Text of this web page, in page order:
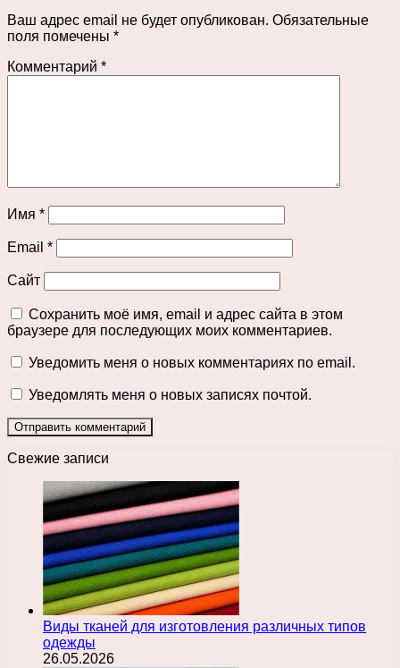
Ваш адрес email не будет опубликован. Обязательные
поля помечены *
Комментарий *
Имя *
Email *
Сайт
Сохранить моё имя, email и адрес сайта в этом
браузере для последующих моих комментариев.
Уведомить меня о новых комментариях по email.
Уведомлять меня о новых записях почтой.
Свежие записи
Виды тканей для изготовления различных типов
одежды
26.05.2026